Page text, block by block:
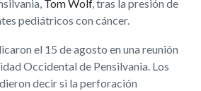
Tom Wolf, tras la presión de
pediátricos con cáncer.
el 15 de agosto en una reunión
Occidental de Pensilvania. Los
decir si la perforación